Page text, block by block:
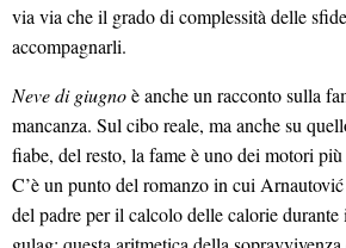
via via che il grado di complessità delle
accompagnarli.
Neve di giugnoè anche un racconto sulla
mancanza. Sul cibo reale, ma anche su
fiabe, del resto, la fame è uno dei motori
C’è un punto del romanzo in cui Arnautović
del padre per il calcolo delle calorie